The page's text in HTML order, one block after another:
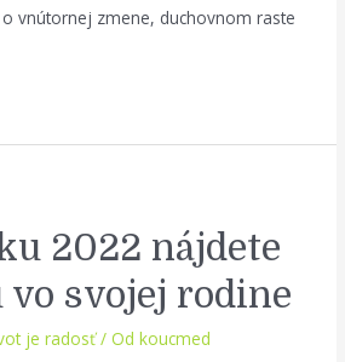
vnútornej zmene, duchovnom raste
2022 nájdete
svojej rodine
je radosť/ Od koucmed